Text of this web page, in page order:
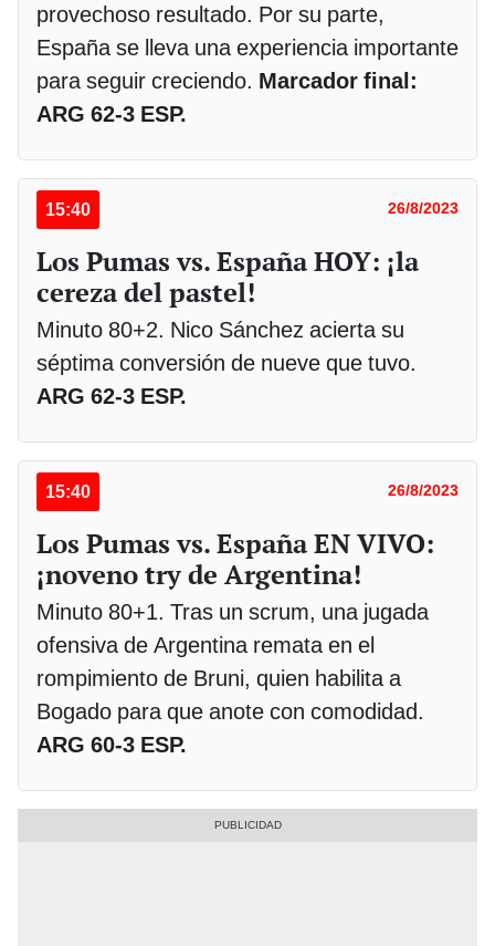
provechoso resultado. Por su parte,
España se lleva una experiencia importante
para seguir creciendo. Marcador final:
ARG 62-3 ESP.
15:40 26/8/2023
Los Pumas vs. España HOY: ¡la
cereza del pastel!
Minuto 80+2. Nico Sánchez acierta su
séptima conversión de nueve que tuvo.
ARG 62-3 ESP.
15:40 26/8/2023
Los Pumas vs. España EN VIVO:
¡noveno try de Argentina!
Minuto 80+1. Tras un scrum, una jugada
ofensiva de Argentina remata en el
rompimiento de Bruni, quien habilita a
Bogado para que anote con comodidad.
ARG 60-3 ESP.